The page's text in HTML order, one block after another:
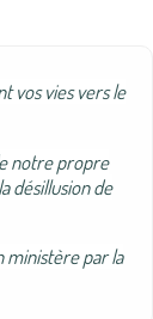
vos vies vers le
notre propre
désillusion de
ministère par la